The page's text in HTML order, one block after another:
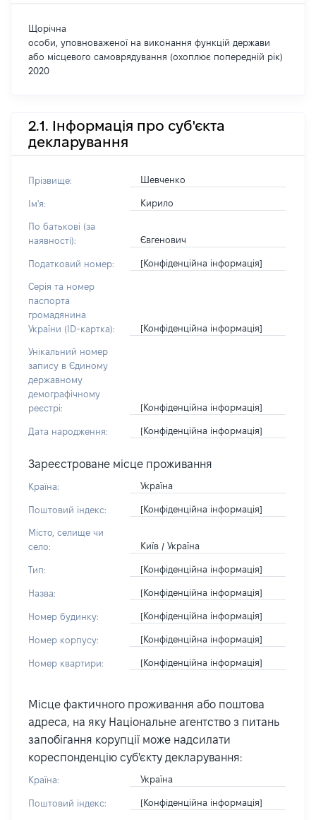
Щорічна
особи, уповноваженої на виконання функцій держави
або місцевого самоврядування (охоплює попередній рік)
2020
2.1. Інформація про суб'єкта
декларування
Прізвище: Шевченко
Ім'я: Кирило
По батькові (за
наявності):
Євгенович
Податковий номер: [Конфіденційна інформація]
Серія та номер
паспорта
громадянина
України (ID-картка):
[Конфіденційна інформація]
Унікальний номер
запису в Єдиному
державному
демографічному
реєстрі:
[Конфіденційна інформація]
Дата народження: [Конфіденційна інформація]
Зареєстроване місце проживання
Країна: Україна
Поштовий індекс: [Конфіденційна інформація]
Місто, селище чи
село:
Київ / Україна
Тип: [Конфіденційна інформація]
Назва: [Конфіденційна інформація]
Номер будинку: [Конфіденційна інформація]
Номер корпусу: [Конфіденційна інформація]
Номер квартири: [Конфіденційна інформація]
Місце фактичного проживання або поштова
адреса, на яку Національне агентство з питань
запобігання корупції може надсилати
кореспонденцію суб'єкту декларування:
Країна: Україна
Поштовий індекс: [Конфіденційна інформація]